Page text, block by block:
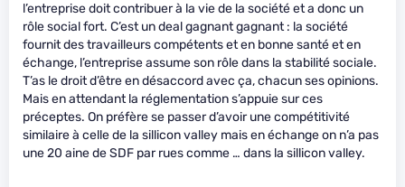
l’entreprise doit contribuer à la vie de la société et a donc un
rôle social fort. C’est un deal gagnant gagnant : la société
fournit des travailleurs compétents et en bonne santé et en
échange, l’entreprise assume son rôle dans la stabilité sociale.
T’as le droit d’être en désaccord avec ça, chacun ses opinions.
Mais en attendant la réglementation s’appuie sur ces
préceptes. On préfère se passer d’avoir une compétitivité
similaire à celle de la sillicon valley mais en échange on n’a pas
une 20 aine de SDF par rues comme … dans la sillicon valley.